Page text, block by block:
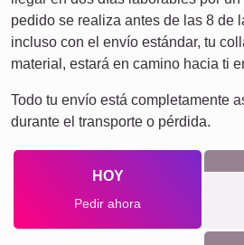
Perros
Póster
Duelo